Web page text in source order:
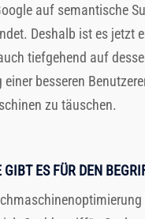
auf semantische
Deshalb ist es
tiefgehend auf
einer besseren
zu täuschen.
ES FÜR DEN